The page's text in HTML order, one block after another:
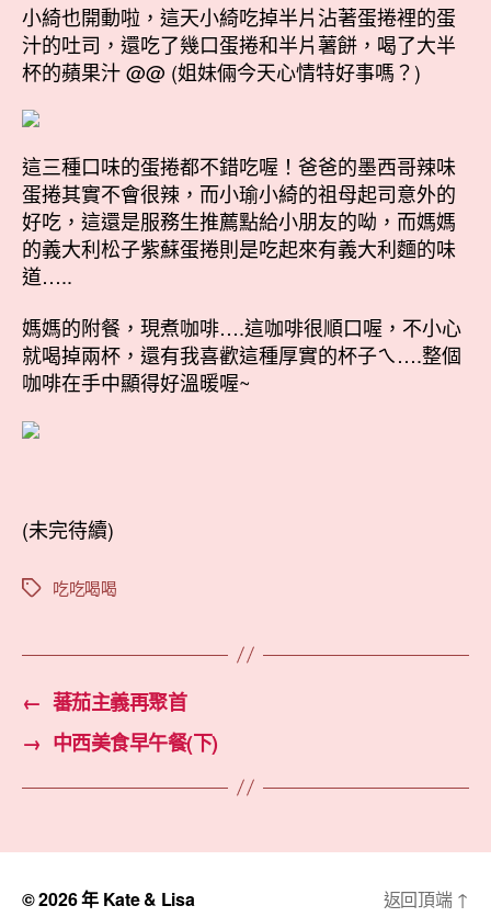
小綺也開動啦，這天小綺吃掉半片沾著蛋捲裡的蛋
汁的吐司，還吃了幾口蛋捲和半片薯餅，喝了大半
杯的蘋果汁 @@ (姐妹倆今天心情特好事嗎？)
這三種口味的蛋捲都不錯吃喔！爸爸的墨西哥辣味
蛋捲其實不會很辣，而小瑜小綺的祖母起司意外的
好吃，這還是服務生推薦點給小朋友的呦，而媽媽
的義大利松子紫蘇蛋捲則是吃起來有義大利麵的味
道…..
媽媽的附餐，現煮咖啡….這咖啡很順口喔，不小心
就喝掉兩杯，還有我喜歡這種厚實的杯子ㄟ….整個
咖啡在手中顯得好溫暖喔~
(未完待續)
標
吃吃喝喝
← 蕃茄主義再聚首
→ 中西美食早午餐(下)
© 2026 年 Kate & Lisa 返回頂端 ↑